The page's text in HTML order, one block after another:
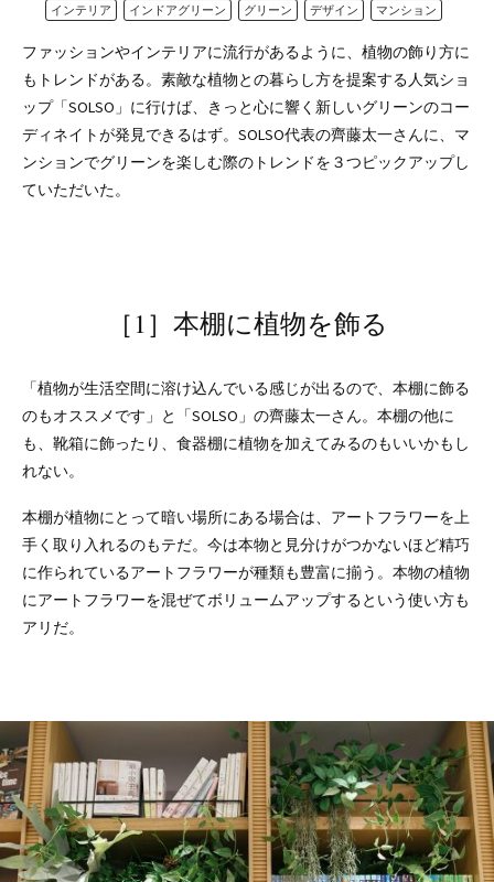
インテリア インドアグリーン グリーン デザイン マンション
ファッションやインテリアに流行があるように、植物の飾り方に
もトレンドがある。素敵な植物との暮らし方を提案する人気ショ
ップ「SOLSO」に行けば、きっと心に響く新しいグリーンのコー
ディネイトが発見できるはず。SOLSO代表の齊藤太一さんに、マ
ンションでグリーンを楽しむ際のトレンドを３つピックアップし
ていただいた。
［1］本棚に植物を飾る
「植物が生活空間に溶け込んでいる感じが出るので、本棚に飾る
のもオススメです」と「SOLSO」の齊藤太一さん。本棚の他に
も、靴箱に飾ったり、食器棚に植物を加えてみるのもいいかもし
れない。
本棚が植物にとって暗い場所にある場合は、アートフラワーを上
手く取り入れるのもテだ。今は本物と見分けがつかないほど精巧
に作られているアートフラワーが種類も豊富に揃う。本物の植物
にアートフラワーを混ぜてボリュームアップするという使い方も
アリだ。